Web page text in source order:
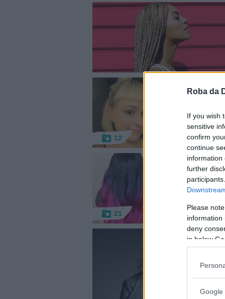
Roba da
If you wish
sensitive
confirm
continue
information
further
Please
information
deny
in below
Google
12
21